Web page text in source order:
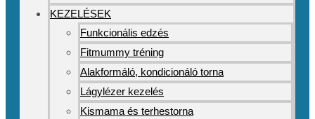
KEZELÉSEK
Funkcionális edzés
Fitmummy tréning
Alakformáló, kondicionáló torna
Lágylézer kezelés
Kismama és terhestorna